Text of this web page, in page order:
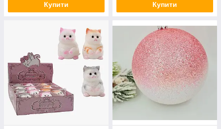
Купити Купити